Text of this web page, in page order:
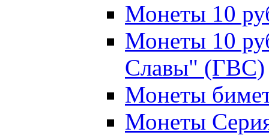
Монеты 10
Монеты 10
Славы" (ГВС)
Монеты
Монеты